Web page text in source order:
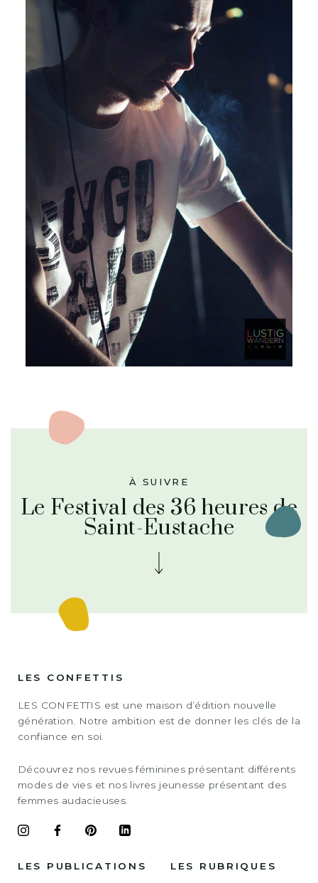
À SUIVRE
Le Festival des 36 heures de
Saint-Eustache
LES CONFETTIS
Découvrez nos revues féminines présentant différents
modes de vies et nos livres jeunesse présentant des
LES PUBLICATIONS
L’abonnement
La carte cadeau
Adresse
L'AGENCE
Agence de création de
magazine
Les actualités de
Notre histoire
Nos engagements